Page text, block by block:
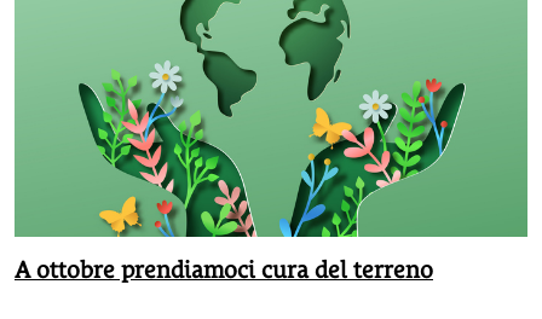
A ottobre prendiamoci cura del terreno